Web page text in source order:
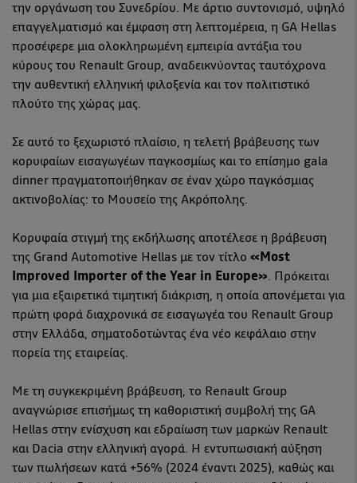
την οργάνωση του Συνεδρίου. Με άρτιο συντονισμό, υψηλό
επαγγελματισμό και έμφαση στη λεπτομέρεια, η GA Hellas
προσέφερε μια ολοκληρωμένη εμπειρία αντάξια του
κύρους του Renault Group, αναδεικνύοντας ταυτόχρονα
την αυθεντική ελληνική φιλοξενία και τον πολιτιστικό
πλούτο της χώρας μας.
Σε αυτό το ξεχωριστό πλαίσιο, η τελετή βράβευσης των
κορυφαίων εισαγωγέων παγκοσμίως και το επίσημο gala
dinner πραγματοποιήθηκαν σε έναν χώρο παγκόσμιας
ακτινοβολίας: το Μουσείο της Ακρόπολης.
Κορυφαία στιγμή της εκδήλωσης αποτέλεσε η βράβευση
της Grand Automotive Hellas με τον τίτλο «Most
Improved Importer of the Year in Europe». Πρόκειται
για μια εξαιρετικά τιμητική διάκριση, η οποία απονέμεται για
πρώτη φορά διαχρονικά σε εισαγωγέα του Renault Group
στην Ελλάδα, σηματοδοτώντας ένα νέο κεφάλαιο στην
πορεία της εταιρείας.
Με τη συγκεκριμένη βράβευση, το Renault Group
αναγνώρισε επισήμως τη καθοριστική συμβολή της GA
Hellas στην ενίσχυση και εδραίωση των μαρκών Renault
και Dacia στην ελληνική αγορά. Η εντυπωσιακή αύξηση
των πωλήσεων κατά +56% (2024 έναντι 2025), καθώς και